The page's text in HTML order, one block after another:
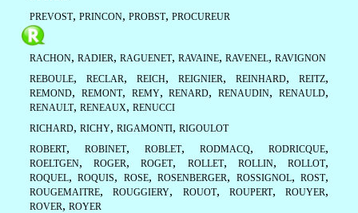
PREVOST, PRINCON, PROBST, PROCUREUR
RACHON, RADIER, RAGUENET, RAVAINE, RAVENEL, RAVIGNON
REBOULE, RECLAR, REICH,REIGNIER,REINHARD,REITZ,
REMOND, REMONT, REMY,RENARD,RENAUDIN,RENAULD,
RENAULT, RENEAUX, RENUCCI
RICHARD, RICHY, RIGAMONTI, RIGOULOT
ROBERT, ROBINET, ROBLET,RODMACQ,RODRICQUE,
ROELTGEN,ROGER,ROGET, ROLLET, ROLLIN,ROLLOT,
ROQUEL,ROQUIS, ROSE,ROSENBERGER, ROSSIGNOL,ROST,
ROUGEMAITRE,ROUGGIERY, ROUOT, ROUPERT,ROUYER,
ROVER, ROYER